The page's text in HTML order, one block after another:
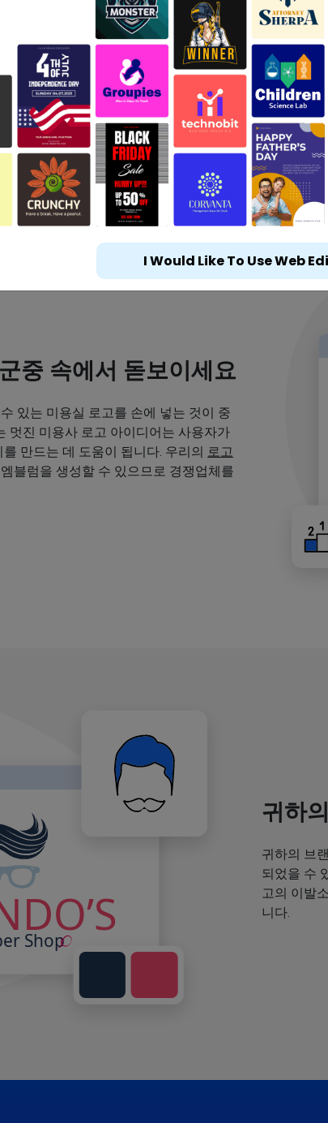
중 속에서 돋보이세요
있는 미용실 로고를 손에 넣는 것이 중
멋진 미용사 로고 아이디어는 사용자가
만드는 데 도움이 됩니다. 우리의 로고
블럼을 생성할 수 있으므로 경쟁업체를
귀하
귀하의 브
되었을 수
고의 이발
니다.
I Would Like To Use Web